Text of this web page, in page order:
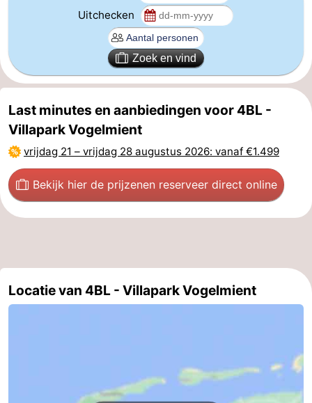
Kennermerland
Contact
Uitchecken
Zoek en vind
Last minutes en aanbiedingen voor 4BL -
Villapark Vogelmient
vrijdag 21 – vrijdag 28 augustus 2026: vanaf €1.499
Bekijk hier de prijzenen reserveer direct online
Locatie van 4BL - Villapark Vogelmient